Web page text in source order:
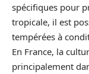
spécifiques pour
tropicale, il est
tempérées à
En France, la
principalement